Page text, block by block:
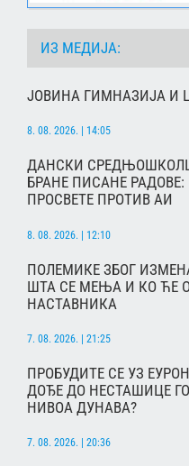
ИЗ МЕДИЈА:
ЈОВИНА ГИМНАЗИЈА И
8. 08. 2026. | 14:05
ДАНСКИ
БРАНЕ ПИСАНЕ
ПРОСВЕТЕ ПРОТИВ АИ
8. 08. 2026. | 12:10
ПОЛЕМИКЕ ЗБОГ
ШТА СЕ МЕЊА И КО ЋЕ
НАСТАВНИКА
7. 08. 2026. | 21:25
ПРОБУДИТЕ СЕ УЗ
ДОЂЕ ДО НЕСТАШИЦЕ
НИВОА ДУНАВА?
7. 08. 2026. | 20:36